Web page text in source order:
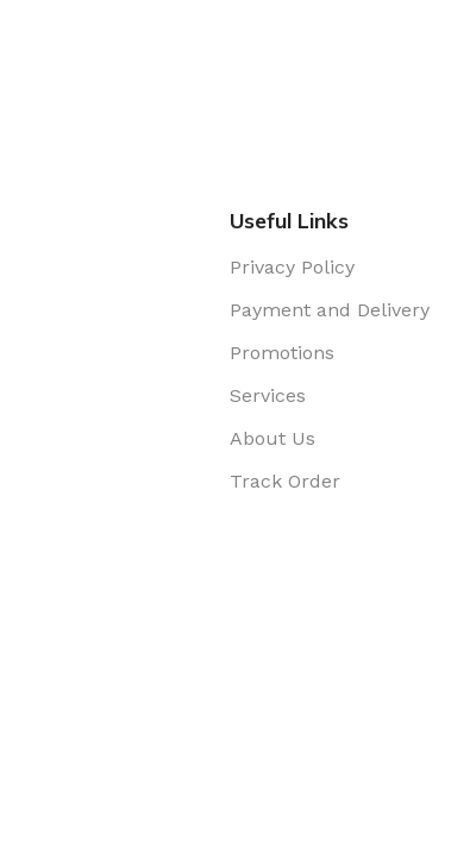
Useful Links
Privacy Policy
Payment and Delivery
Promotions
Services
About Us
Track Order